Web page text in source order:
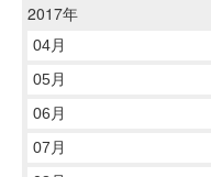
2017年
04月
05月
06月
07月